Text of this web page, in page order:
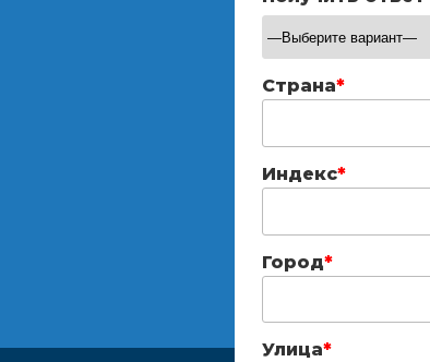
Страна*
Индекс*
Город*
Улица*